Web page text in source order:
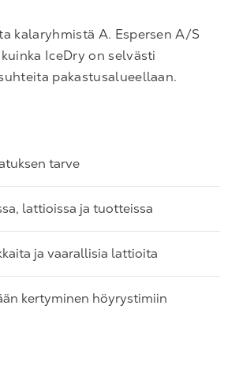
kalaryhmistä A. Espersen A/S
IceDry on selvästi
pakastusalueellaan.
tarve
lattioissa ja tuotteissa
ja vaarallisia lattioita
kertyminen höyrystimiin